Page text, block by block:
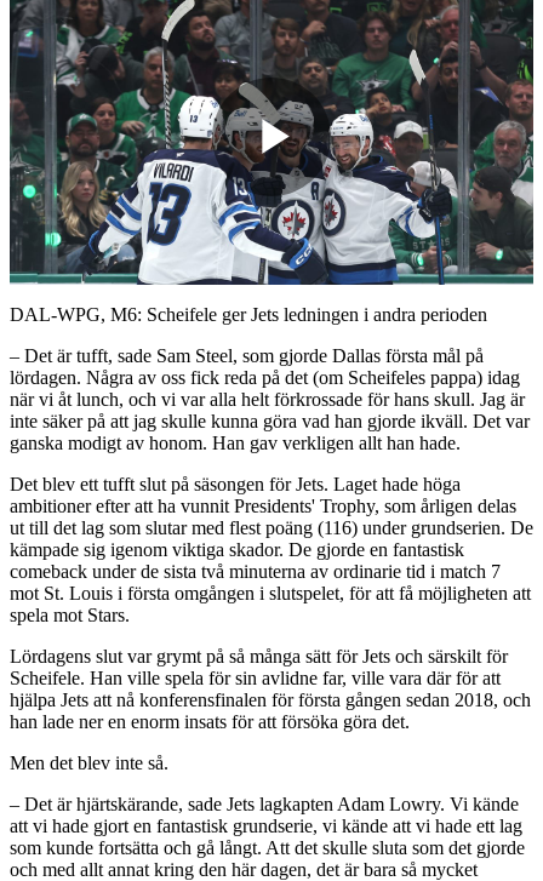
Play
Video
DAL-WPG, M6: Scheifele ger Jets ledningen i andra perioden
– Det är tufft, sade Sam Steel, som gjorde Dallas första mål på
lördagen. Några av oss fick reda på det (om Scheifeles pappa) idag
när vi åt lunch, och vi var alla helt förkrossade för hans skull. Jag är
inte säker på att jag skulle kunna göra vad han gjorde ikväll. Det var
ganska modigt av honom. Han gav verkligen allt han hade.
Det blev ett tufft slut på säsongen för Jets. Laget hade höga
ambitioner efter att ha vunnit Presidents' Trophy, som årligen delas
ut till det lag som slutar med flest poäng (116) under grundserien. De
kämpade sig igenom viktiga skador. De gjorde en fantastisk
comeback under de sista två minuterna av ordinarie tid i match 7
mot St. Louis i första omgången i slutspelet, för att få möjligheten att
spela mot Stars.
Lördagens slut var grymt på så många sätt för Jets och särskilt för
Scheifele. Han ville spela för sin avlidne far, ville vara där för att
hjälpa Jets att nå konferensfinalen för första gången sedan 2018, och
han lade ner en enorm insats för att försöka göra det.
Men det blev inte så.
– Det är hjärtskärande, sade Jets lagkapten Adam Lowry. Vi kände
att vi hade gjort en fantastisk grundserie, vi kände att vi hade ett lag
som kunde fortsätta och gå långt. Att det skulle sluta som det gjorde
och med allt annat kring den här dagen, det är bara så mycket